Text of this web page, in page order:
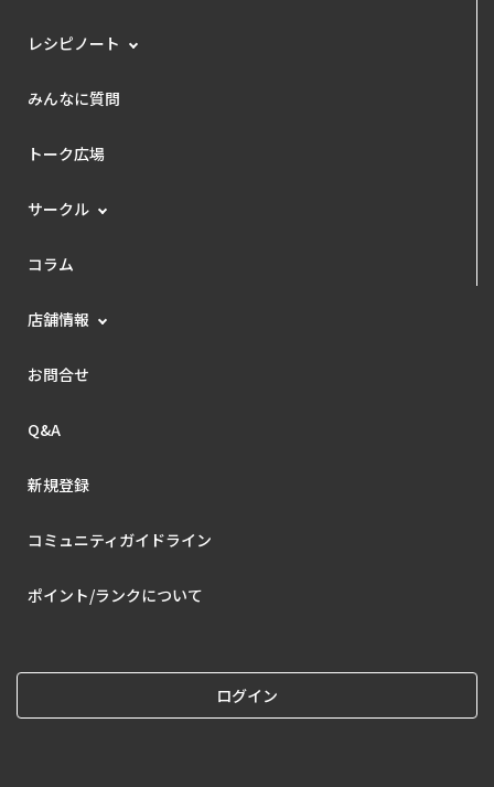
レシピノート
みんなに質問
トーク広場
サークル
コラム
店舗情報
お問合せ
Q&A
新規登録
コミュニティガイドライン
ポイント/ランクについて
ログイン